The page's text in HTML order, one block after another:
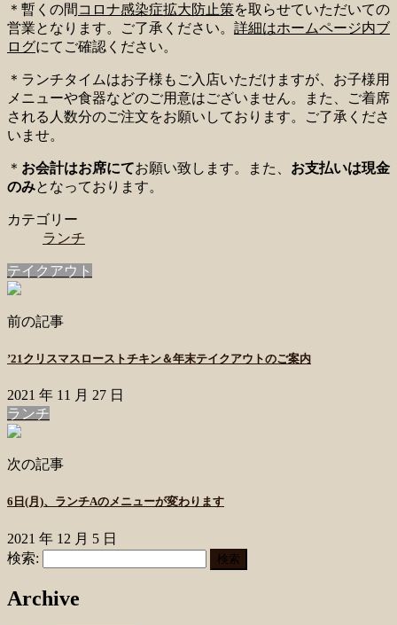
＊暫くの間 コロナ感染症拡大防止策を取らせていただいての
営業となります。ご了承ください。 詳細はホームページ内ブ
ログにてご確認ください。
＊ランチタイムはお子様もご入店いただけますが、お子様用
メニューや食器などのご用意はございません。また、ご着席
される人数分のご注文をお願いしております。ご了承くださ
いませ。
＊ お会計はお席にてお願い致します。また、 お支払いは現金
のみとなっております。
カテゴリー
ランチ
テイクアウト
前の記事
’21クリスマスローストチキン＆年末テイクアウトのご案内
2021 年 11 月 27 日
ランチ
次の記事
6日(月)、ランチAのメニューが変わります
2021 年 12 月 5 日
検索:
Archive